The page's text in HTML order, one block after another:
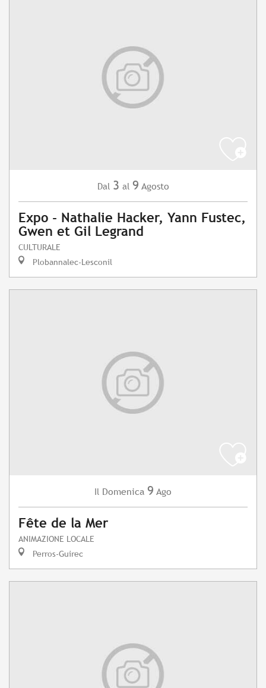
Dal 3 al 9 Agosto
Expo - Nathalie Hacker, Yann Fustec,
Gwen et Gil Legrand
CULTURALE
Plobannalec-Lesconil
Il Domenica 9 Ago
Fête de la Mer
ANIMAZIONE LOCALE
Perros-Guirec